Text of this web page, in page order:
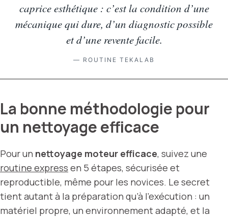
caprice esthétique : c’est la condition d’une
mécanique qui dure, d’un diagnostic possible
et d’une revente facile.
— ROUTINE TEKALAB
La bonne méthodologie pour
un nettoyage efficace
Pour un nettoyage moteur efficace, suivez une
routine express en 5 étapes, sécurisée et
reproductible, même pour les novices. Le secret
tient autant à la préparation qu’à l’exécution : un
matériel propre, un environnement adapté, et la